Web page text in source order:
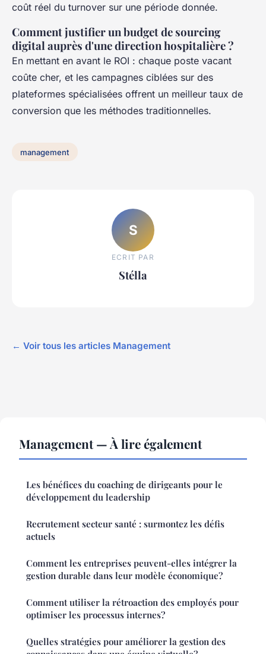
coût réel du turnover sur une période donnée.
Comment justifier un budget de sourcing
digital auprès d'une direction hospitalière ?
En mettant en avant le ROI : chaque poste vacant
coûte cher, et les campagnes ciblées sur des
plateformes spécialisées offrent un meilleur taux de
conversion que les méthodes traditionnelles.
management
S
ECRIT PAR
Stélla
← Voir tous les articles Management
Management — À lire également
Les bénéfices du coaching de dirigeants pour le
développement du leadership
Recrutement secteur santé : surmontez les défis
actuels
Comment les entreprises peuvent-elles intégrer la
gestion durable dans leur modèle économique?
Comment utiliser la rétroaction des employés pour
optimiser les processus internes?
Quelles stratégies pour améliorer la gestion des